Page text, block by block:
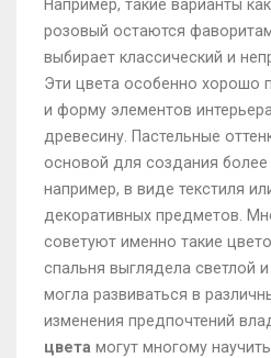
Например, такие варианты
розовый остаются
выбирает классический и
Эти цвета особенно хорошо
и форму элементов
древесину. Пастельные
основой для создания более
например, в виде текстиля
декоративных предметов.
советуют именно такие
спальня выглядела светлой
могла развиваться в
изменения предпочтений
цвета могут многому